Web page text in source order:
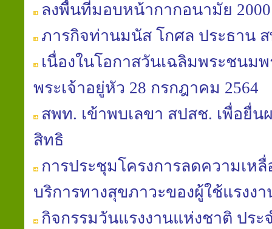
ลงพื้นที่มอบหน้ากากอนามัย
ภารกิจท่านมนัส โกศล ประธาน
เนื่องในโอกาสวันเฉลิมพระชนม
พระเจ้าอยู่หัว 28 กรกฎาคม 2564
สพท. เข้าพบเลขา สปสช. เพื่อยื่น
สิทธิ
การประชุมโครงการลดความเห
บริการทางสุขภาวะของผู้ใช้แรงงา
กิจกรรมวันแรงงานแห่งชาติ ประ